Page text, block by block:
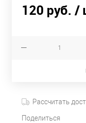
120 руб. /
Рассчитать
Поделиться